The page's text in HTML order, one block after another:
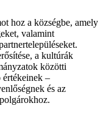
hoz a községbe, amely
valamint
a kultúrák
közötti
értékeinek –
és az